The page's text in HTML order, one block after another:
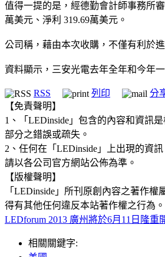
值得一提的是，經德勤會計師事務所
萬美元、淨利 319.69萬美元。
公司稱，藉由本次收購，不僅有利於
資料顯示，三安光電去年全年和今年
RSS 列印 分
【免責聲明】
1、「LEDinside」包含的內容和資訊
部分之錯誤或疏失。
2、任何在「LEDinside」上出現的資
請以各公司官方網站公佈為準。
【版權聲明】
「LEDinside」所刊原創內容之著作
得有其他任何違反本站著作權之行為。
LEDforum 2013 廣州將於6月11日隆重
相關關鍵字: